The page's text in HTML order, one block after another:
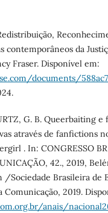
contemporâneos da
Fraser. Disponível em:
documents/
G. B. Queerbaiting
através de fanfictions
. In: CONGRESSO
42., 2019,
/Sociedade Brasileira de
2019.
anais/